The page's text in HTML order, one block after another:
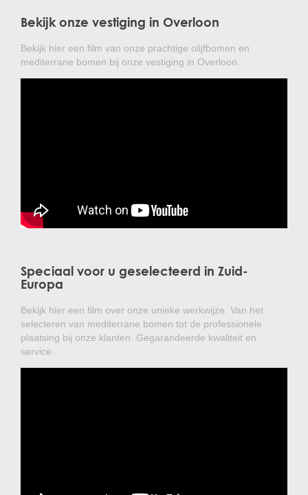
Bekijk onze vestiging in Overloon
Bekijk hier een film van onze prachtige olijfbomen en
mediterrane bomen bij onze vestiging in Overloon.
Speciaal voor u geselecteerd in Zuid-
Europa
Bekijk hier een film over onze unieke werkwijze. Van het
selecteren van mediterrane bomen tot de professionele
plaatsing bij onze klanten. Gegarandeerde kwaliteit en
service.